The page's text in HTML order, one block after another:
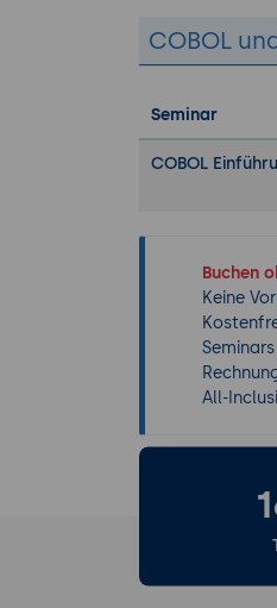
COBOL
Seminar
COBOL
Buchen
Keine
Seminars
All-